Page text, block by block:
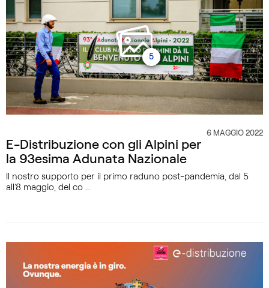
5
6 MAGGIO 2022
E-Distribuzione con gli Alpini per
la 93esima Adunata Nazionale
Il nostro supporto per il primo raduno post-pandemia, dal 5
all’8 maggio, del co ...